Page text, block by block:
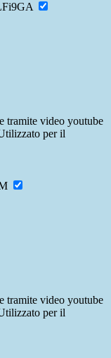
tramite video youtube
per il
tramite video youtube
per il